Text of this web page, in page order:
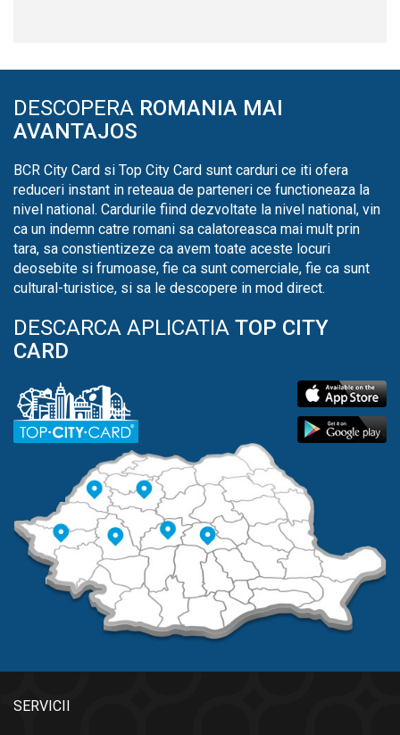
DESCOPERA ROMANIA MAI
AVANTAJOS
BCR City Card si Top City Card sunt carduri ce iti ofera
reduceri instant in reteaua de parteneri ce functioneaza la
nivel national. Cardurile fiind dezvoltate la nivel national, vin
ca un indemn catre romani sa calatoreasca mai mult prin
tara, sa constientizeze ca avem toate aceste locuri
deosebite si frumoase, fie ca sunt comerciale, fie ca sunt
cultural-turistice, si sa le descopere in mod direct.
DESCARCA APLICATIA TOP CITY
CARD
SERVICII